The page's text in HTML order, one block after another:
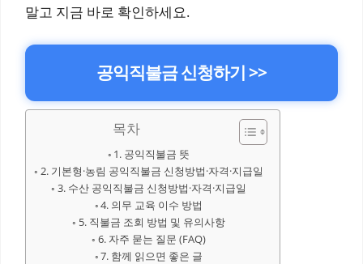
말고 지금 바로 확인하세요.
공익직불금 신청하기 >>
목차
1. 공익직불금 뜻
2. 기본형·농림 공익직불금 신청방법·자격·지급일
3. 수산 공익직불금 신청방법·자격·지급일
4. 의무 교육 이수 방법
5. 직불금 조회 방법 및 유의사항
6. 자주 묻는 질문 (FAQ)
7. 함께 읽으면 좋은 글